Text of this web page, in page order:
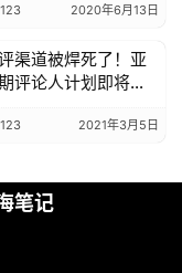
2020年6月13日
渠道被焊死了！亚
评论人计划即将关
2021年3月5日
笔记